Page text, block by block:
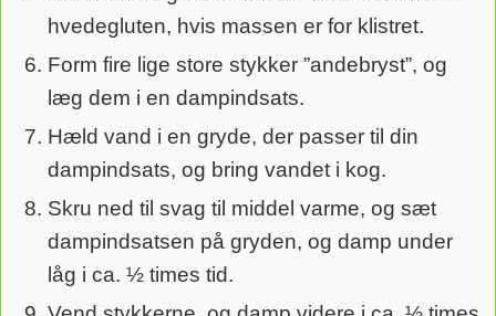
hvedegluten, hvis massen er for klistret.
Form fire lige store stykker ”andebryst”, og
læg dem i en dampindsats.
Hæld vand i en gryde, der passer til din
dampindsats, og bring vandet i kog.
Skru ned til svag til middel varme, og sæt
dampindsatsen på gryden, og damp under
låg i ca. ½ times tid.